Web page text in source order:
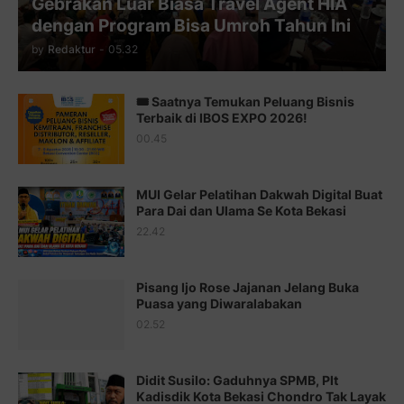
Juz 11 ⇨http://j.mp/2bHf80y
Juz 12 ⇨ http://j.mp/2bWnTby
Juz 13 ⇨http://j.mp/2bFTiKQ
Juz 14 ⇨http://j.mp/2b8SUTA
Juz 15 ⇨http://j.mp/2bFRQIM
Juz 17 ⇨http://j.mp/2brHsFz
Juz 18 ⇨http://j.mp/2b8SCfc
http://j.mp/2bFSq95
http://j.mp/2brI1zc
Juz 22 ⇨http://j.mp/2bFRxNP
Gebrakan Luar Biasa Travel Agent HIA
dengan Program Bisa Umroh Tahun Ini
by Redaktur - 05.32
🎟️ Saatnya Temukan Peluang Bisnis
Terbaik di IBOS EXPO 2026!
00.45
MUI Gelar Pelatihan Dakwah Digital Buat
Para Dai dan Ulama Se Kota Bekasi
22.42
Pisang Ijo Rose Jajanan Jelang Buka
Puasa yang Diwaralabakan
02.52
Didit Susilo: Gaduhnya SPMB, Plt
Kadisdik Kota Bekasi Chondro Tak Layak